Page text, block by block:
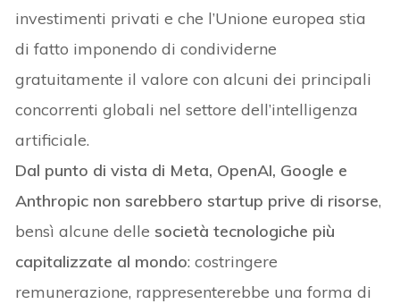
investimenti privati e che l’Unione europea stia
di fatto imponendo di condividerne
gratuitamente il valore con alcuni dei principali
concorrenti globali nel settore dell’intelligenza
artificiale.
Dal punto di vista di Meta, OpenAI, Google e
Anthropic non sarebbero startup prive di risorse,
bensì alcune delle società tecnologiche più
capitalizzate al mondo: costringere
remunerazione, rappresenterebbe una forma di